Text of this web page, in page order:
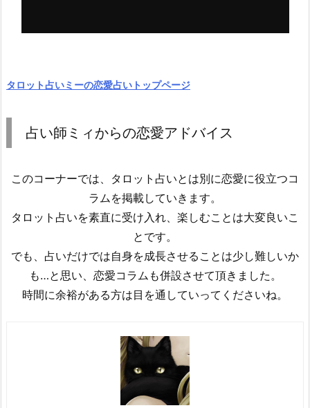
タロット占いミーの恋愛占いトップページ
占い師ミィからの恋愛アドバイス
このコーナーでは、タロット占いとは別に恋愛に役立つコ
ラムを掲載していきます。
タロット占いを素直に受け入れ、楽しむことは大変良いこ
とです。
でも、占いだけでは自身を成長させることは少し難しいか
も…と思い、恋愛コラムも併設させて頂きました。
時間に余裕がある方は目を通していってくださいね。